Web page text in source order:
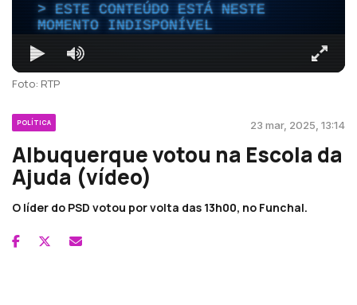
ESTE CONTEÚDO ESTÁ NESTE
MOMENTO INDISPONÍVEL
Foto: RTP
POLÍTICA 23 mar, 2025, 13:14
Albuquerque votou na Escola da
Ajuda (vídeo)
O líder do PSD votou por volta das 13h00, no Funchal.